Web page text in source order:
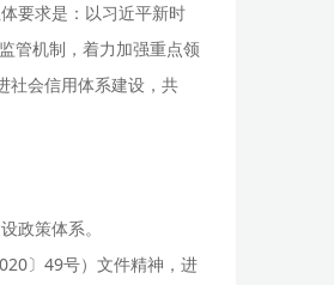
要求是：以习近平新时
管机制，着力加强重点领
社会信用体系建设，共
政策体系。
〕49号）文件精神，进